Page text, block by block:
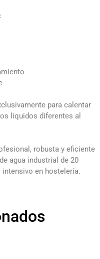
para calentar
líquidos diferentes al
robusta y eficiente
agua industrial de 20
intensivo en hostelería.